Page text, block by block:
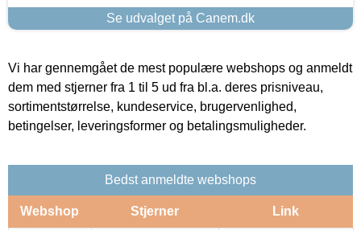
Se udvalget på Canem.dk
Vi har gennemgået de mest populære webshops og anmeldt
dem med stjerner fra 1 til 5 ud fra bl.a. deres prisniveau,
sortimentstørrelse, kundeservice, brugervenlighed,
betingelser, leveringsformer og betalingsmuligheder.
Bedst anmeldte webshops
Webshop Stjerner Link